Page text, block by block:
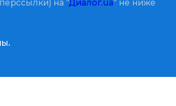
на "Диалог.ua" не ниже